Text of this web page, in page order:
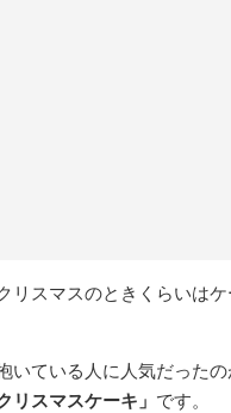
リスマスのときくらいは
いている人に人気だった
リスマスケーキ」 です。